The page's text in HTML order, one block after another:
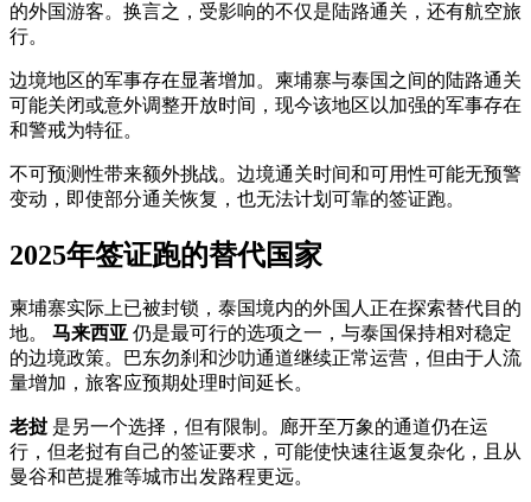
的外国游客。换言之，受影响的不仅是陆路通关，还有航空旅
行。
边境地区的军事存在显著增加。柬埔寨与泰国之间的陆路通关
可能关闭或意外调整开放时间，现今该地区以加强的军事存在
和警戒为特征。
不可预测性带来额外挑战。边境通关时间和可用性可能无预警
变动，即使部分通关恢复，也无法计划可靠的签证跑。
2025年签证跑的替代国家
柬埔寨实际上已被封锁，泰国境内的外国人正在探索替代目的
地。 马来西亚 仍是最可行的选项之一，与泰国保持相对稳定
的边境政策。巴东勿刹和沙叻通道继续正常运营，但由于人流
量增加，旅客应预期处理时间延长。
老挝 是另一个选择，但有限制。廊开至万象的通道仍在运
行，但老挝有自己的签证要求，可能使快速往返复杂化，且从
曼谷和芭提雅等城市出发路程更远。